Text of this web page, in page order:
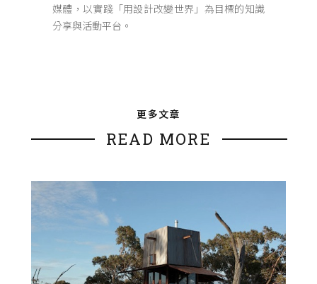
媒體，以實踐「用設計改變世界」為目標的知識
分享與活動平台。
更多文章
READ MORE